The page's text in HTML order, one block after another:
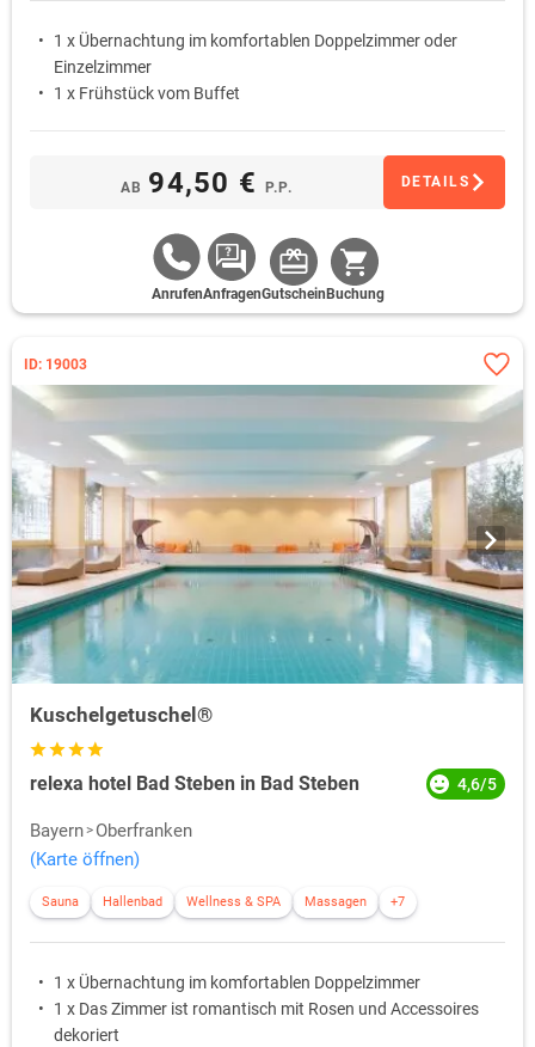
1 x Übernachtung im komfortablen Doppelzimmer oder
Einzelzimmer
1 x Frühstück vom Buffet
AB 94,50 € P.P. DETAILS
AnrufenAnfragenGutschein Buchung
ID: 19003
Kuschelgetuschel®
relexa hotel Bad Steben in Bad Steben 4,6/5
Bayern
Oberfranken
(Karte öffnen)
Sauna Hallenbad Wellness & SPA Massagen +7
1 x Übernachtung im komfortablen Doppelzimmer
1 x Das Zimmer ist romantisch mit Rosen und Accessoires
dekoriert